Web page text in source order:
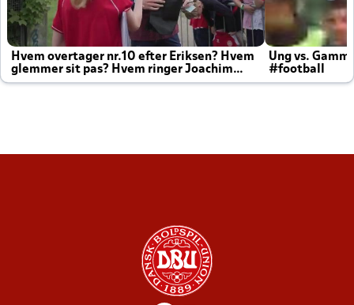
Hvem overtager nr.10 efter Eriksen? Hvem
glemmer sit pas? Hvem ringer Joachim
altid til efter kampe?
Ung vs.
#football